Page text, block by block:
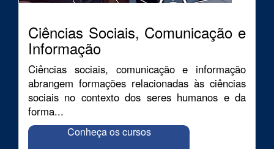
Ciências Sociais, Comunicação e
Informação
Ciências sociais, comunicação e informação
abrangem formações relacionadas às ciências
sociais no contexto dos seres humanos e da
forma...
Conheça os cursos